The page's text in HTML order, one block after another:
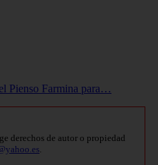
Pienso Farmina para…
derechos de autor o propiedad
.